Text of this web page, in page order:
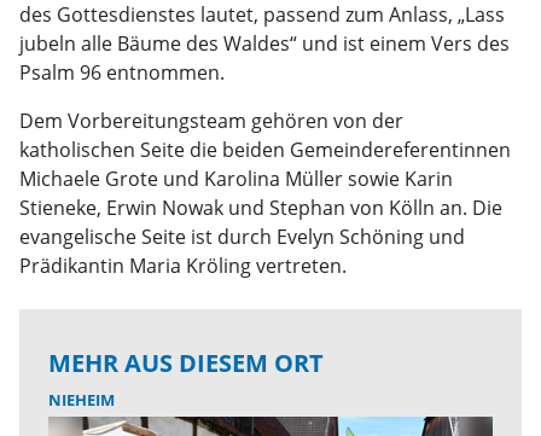
des Gottesdienstes lautet, passend zum Anlass, „Lass
jubeln alle Bäume des Waldes“ und ist einem Vers des
Psalm 96 entnommen.
Dem Vorbereitungsteam gehören von der
katholischen Seite die beiden Gemeindereferentinnen
Michaele Grote und Karolina Müller sowie Karin
Stieneke, Erwin Nowak und Stephan von Kölln an. Die
evangelische Seite ist durch Evelyn Schöning und
Prädikantin Maria Kröling vertreten.
MEHR AUS DIESEM ORT
NIEHEIM